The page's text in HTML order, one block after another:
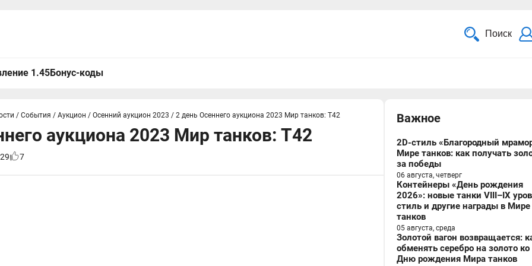
Поиск
1.45Бонус-коды
/ События / Аукцион / Осенний аукцион 2023 / 2 день Осеннего аукциона 2023 Мир танков: T42
аукциона 2023 Мир танков: T42
7
Важное
2D-стиль «Благородный
Мире танков: как получать
за победы
06 августа, четверг
Контейнеры «День рождения
2026»: новые танки VIII–IX
стиль и другие награды в Мире
танков
05 августа, среда
Золотой вагон возвращается:
обменять серебро на золото ко
Дню рождения Мира танков